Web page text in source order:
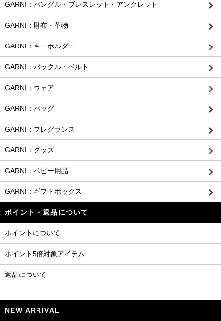
GARNI：バングル・ブレスレット・アンクレット
GARNI：財布・革物
GARNI：キーホルダー
GARNI：バックル・ベルト
GARNI：ウェア
GARNI：バッグ
GARNI：フレグランス
GARNI：グッズ
GARNI：ベビー用品
GARNI：ギフトボックス
ポイント・返品について
ポイントについて
ポイント5倍対象アイテム
返品について
NEW ARRIVAL